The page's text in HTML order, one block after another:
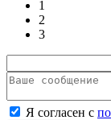
1
2
3
Я согласен с